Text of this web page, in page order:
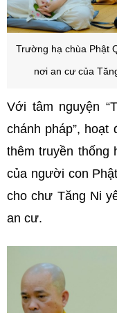
Trường hạ chùa Phật
nơi an cư của
Với tâm nguyện
chánh pháp”, hoạt
thêm truyền thống
của người con
cho chư Tăng Ni
an cư.